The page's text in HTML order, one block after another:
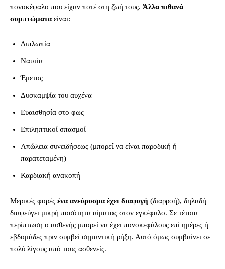
πονοκέφαλο που είχαν ποτέ στη ζωή τους. Άλλα πιθανά
συμπτώματαείναι:
Διπλωπία
Ναυτία
Έμετος
Δυσκαμψία του αυχένα
Ευαισθησία στο φως
Επιληπτικοί σπασμοί
Απώλεια συνειδήσεως (μπορεί να είναι παροδική ή
παρατεταμένη)
Καρδιακή ανακοπή
Μερικές φορές ένα ανεύρυσμα έχει διαφυγή (διαρροή), δηλαδή
διαφεύγει μικρή ποσότητα αίματος στον εγκέφαλο. Σε τέτοια
περίπτωση ο ασθενής μπορεί να έχει πονοκεφάλους επί ημέρες ή
εβδομάδες πριν συμβεί σημαντική ρήξη. Αυτό όμως συμβαίνει σε
πολύ λίγους από τους ασθενείς.